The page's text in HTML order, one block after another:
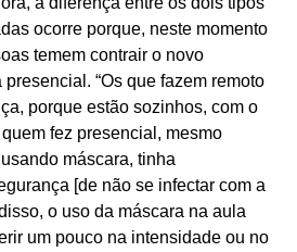
ocorre porque, neste momento
temem contrair o novo
“Os que fazem remoto
porque estão sozinhos, com o
fez presencial, mesmo
máscara, tinha
[de não se infectar com a
o uso da máscara na aula
um pouco na intensidade ou no